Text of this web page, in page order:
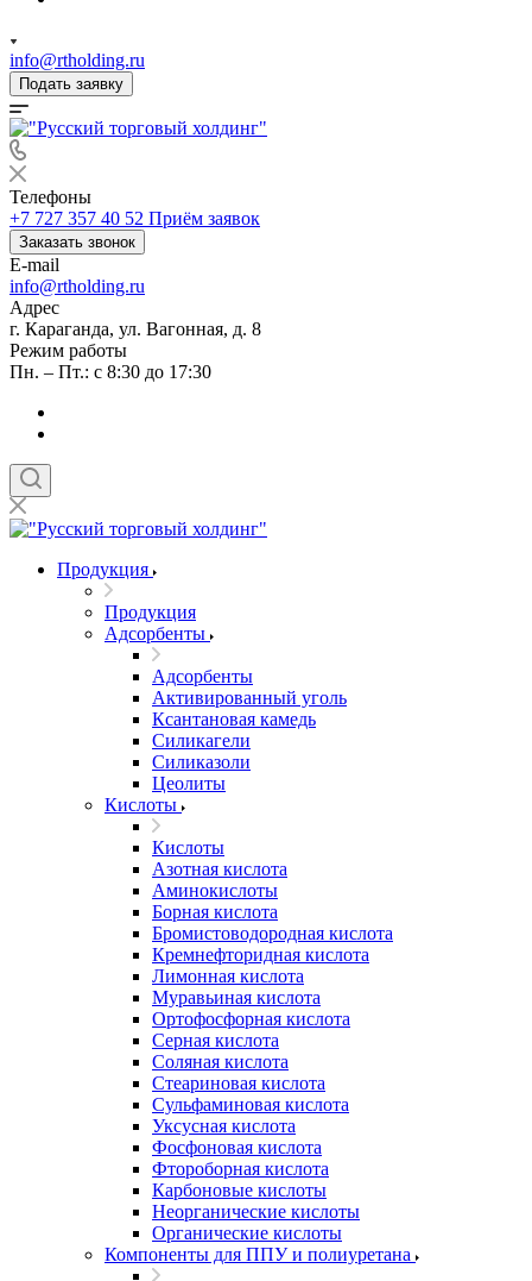
info@rtholding.ru
Подать заявку
Телефоны
+7 727 357 40 52 Приём заявок
Заказать звонок
E-mail
info@rtholding.ru
Адрес
г. Караганда, ул. Вагонная, д. 8
Режим работы
Пн. – Пт.: с 8:30 до 17:30
Продукция
Продукция
Адсорбенты
Адсорбенты
Активированный уголь
Ксантановая камедь
Силикагели
Силиказоли
Цеолиты
Кислоты
Кислоты
Азотная кислота
Аминокислоты
Борная кислота
Бромистоводородная кислота
Кремнефторидная кислота
Лимонная кислота
Муравьиная кислота
Ортофосфорная кислота
Серная кислота
Соляная кислота
Стеариновая кислота
Сульфаминовая кислота
Уксусная кислота
Фосфоновая кислота
Фтороборная кислота
Карбоновые кислоты
Неорганические кислоты
Органические кислоты
Компоненты для ППУ и полиуретана